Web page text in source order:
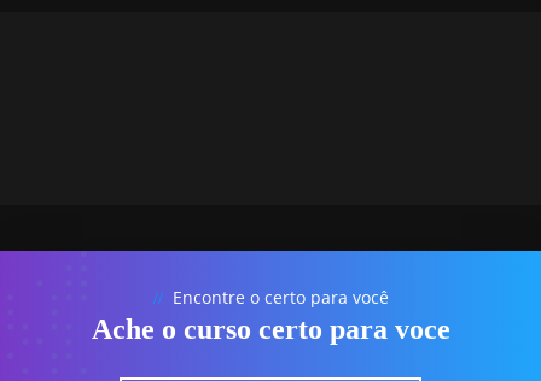
// Encontre o certo para você
Ache o curso certo para voce